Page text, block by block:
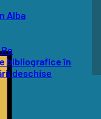
Alba
bibliografice în
deschise